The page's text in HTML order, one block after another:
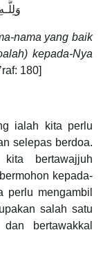
nama yang baik
kepada-Nya
180]
ialah kita perlu
selepas berdoa.
bertawajjuh
kepada-
mengambil
salah satu
bertawakkal